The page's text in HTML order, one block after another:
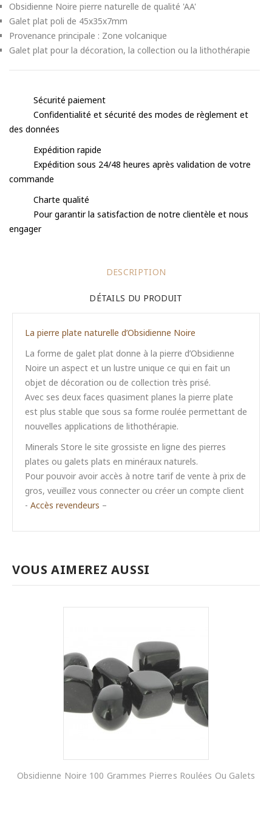
Obsidienne Noire pierre naturelle de qualité 'AA'
Galet plat poli de 45x35x7mm
Provenance principale : Zone volcanique
Galet plat pour la décoration, la collection ou la lithothérapie
Sécurité paiement
Confidentialité et sécurité des modes de règlement et
des données
Expédition rapide
Expédition sous 24/48 heures après validation de votre
commande
Charte qualité
Pour garantir la satisfaction de notre clientèle et nous
engager
DESCRIPTION
DÉTAILS DU PRODUIT
La pierre plate naturelle d’Obsidienne Noire
La forme de galet plat donne à la pierre d’Obsidienne
Noire un aspect et un lustre unique ce qui en fait un
objet de décoration ou de collection très prisé.
Avec ses deux faces quasiment planes la pierre plate
est plus stable que sous sa forme roulée permettant de
nouvelles applications de lithothérapie.
Minerals Store le site grossiste en ligne des pierres
plates ou galets plats en minéraux naturels.
Pour pouvoir avoir accès à notre tarif de vente à prix de
gros, veuillez vous connecter ou créer un compte client
- Accès revendeurs –
VOUS AIMEREZ AUSSI
Obsidienne Noire 100 Grammes Pierres Roulées Ou Galets